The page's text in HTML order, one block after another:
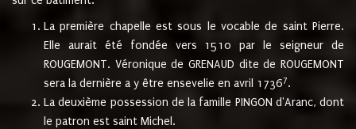
La première chapelle est sous le vocable de saint Pierre.
Elle aurait été fondée vers 1510 par le seigneur de
ROUGEMONT. Véronique de GRENAUD dite de ROUGEMONT
sera la dernière a y être ensevelie en avril 17367.
La deuxième possession de la famille PINGON d'Aranc, dont
le patron est saint Michel.